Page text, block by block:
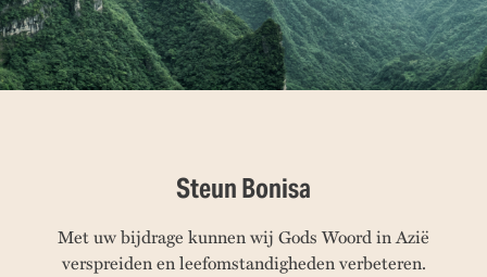
Steun Bonisa
Met uw bijdrage kunnen wij Gods Woord in Azië
verspreiden en leefomstandigheden verbeteren.